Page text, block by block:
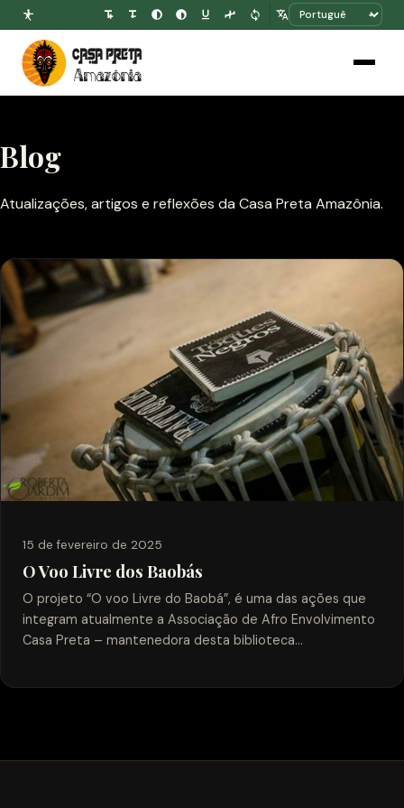
Blog
Atualizações, artigos e reflexões da Casa Preta Amazônia.
15 de fevereiro de 2025
O Voo Livre dos Baobás
O projeto “O voo Livre do Baobá”, é uma das ações que
integram atualmente a Associação de Afro Envolvimento
Casa Preta – mantenedora desta biblioteca…